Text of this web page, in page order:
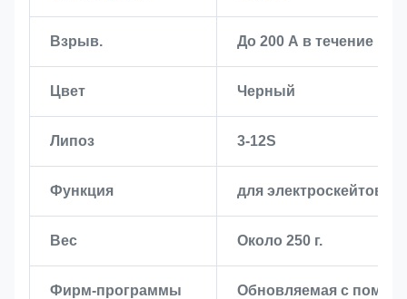
Взрыв. До 200 А в течение
Цвет Черный
Липоз 3-12S
Функция для электроскейтов/
Вес Около 250 г.
Фирм-программы Обновляемая с